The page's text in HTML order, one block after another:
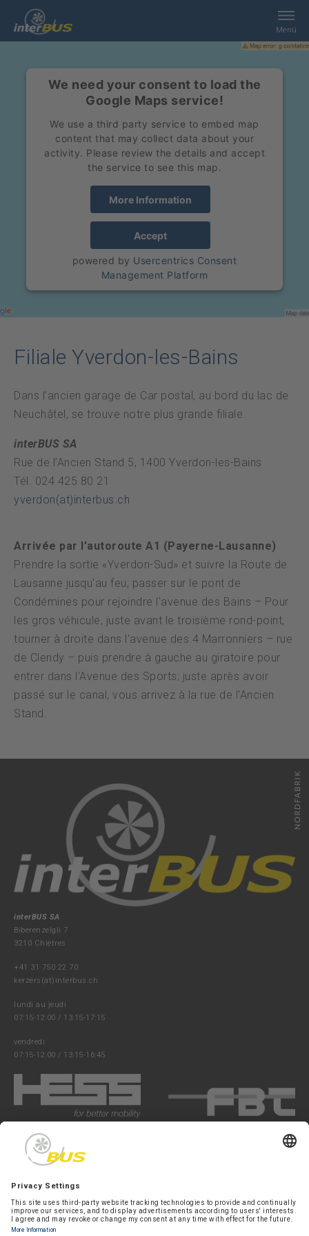
Recherche
Prestations
interBUS
Jobs
Urgence
DE FR
Menü
We need your consent to load the
Google Maps service!
We use a third party service to embed map
content that may collect data about your
activity. Please review the details and accept
the service to see this map.
More Information
Accept
powered by Usercentrics Consent
Management Platform
Filiale Yverdon-les-Bains
Dans l’ancien garage de Car postal, au bord du lac de
Neuchâtel, se trouve notre plus grande filiale.
interBUS SA
Rue de l’Ancien Stand 5, 1400 Yverdon-les-Bains
Tél. 024 425 80 21
yverdon(at)interbus.ch
Arrivée par l'autoroute A1 (Payerne-Lausanne)
Prendre la sortie «Yverdon-Sud» et suivre la Route de
Lausanne jusqu'au feu; passer sur le pont de
Condémines pour rejoindre l'avenue des Bains – Pour
les gros véhicule, juste avant le troisième rond-point,
tourner à droite dans l'avenue des 4 Marronniers – rue
de Clendy – puis prendre à gauche au giratoire pour
entrer dans l'Avenue des Sports; juste après avoir
passé sur le canal, vous arrivez à la rue de l'Ancien
Stand.
interBUS SA
Biberenzelgli 7
3210 Chiètres
+41 31 750 22 70
kerzers(at)interbus.ch
lundi au jeudi
07:15-12:00 / 13:15-17:15
vendredi
07:15-12:00 / 13:15-16:45